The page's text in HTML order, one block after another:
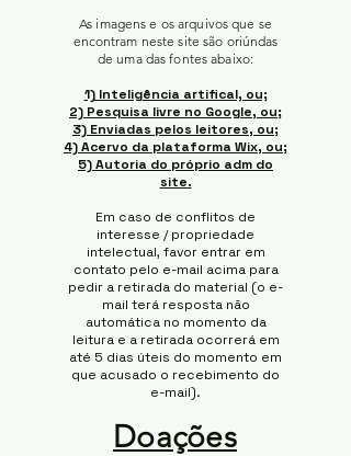
As imagens e os arquivos que se
encontram neste site são oriúndas
de uma das fontes abaixo:
1) Inteligência artifical, ou;
2) Pesquisa livre no Google, ou;
3) Enviadas pelos leitores, ou;
4) Acervo da plataforma Wix, ou;
5) Autoria do próprio adm do
site.
Em caso de conflitos de
interesse / propriedade
intelectual, favor entrar em
contato pelo e-mail acima para
pedir a retirada do material (o e-
mail terá resposta não
automática no momento da
leitura e a retirada ocorrerá em
até 5 dias úteis do momento em
que acusado o recebimento do
e-mail).
Doações